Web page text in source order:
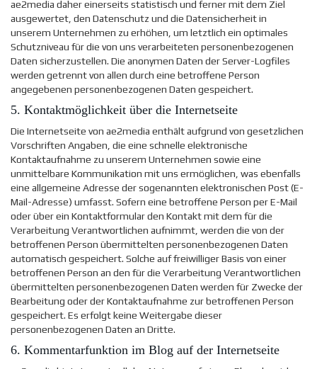
ae2media daher einerseits statistisch und ferner mit dem Ziel
ausgewertet, den Datenschutz und die Datensicherheit in
unserem Unternehmen zu erhöhen, um letztlich ein optimales
Schutzniveau für die von uns verarbeiteten personenbezogenen
Daten sicherzustellen. Die anonymen Daten der Server-Logfiles
werden getrennt von allen durch eine betroffene Person
angegebenen personenbezogenen Daten gespeichert.
5. Kontaktmöglichkeit über die Internetseite
Die Internetseite von ae2media enthält aufgrund von gesetzlichen
Vorschriften Angaben, die eine schnelle elektronische
Kontaktaufnahme zu unserem Unternehmen sowie eine
unmittelbare Kommunikation mit uns ermöglichen, was ebenfalls
eine allgemeine Adresse der sogenannten elektronischen Post (E-
Mail-Adresse) umfasst. Sofern eine betroffene Person per E-Mail
oder über ein Kontaktformular den Kontakt mit dem für die
Verarbeitung Verantwortlichen aufnimmt, werden die von der
betroffenen Person übermittelten personenbezogenen Daten
automatisch gespeichert. Solche auf freiwilliger Basis von einer
betroffenen Person an den für die Verarbeitung Verantwortlichen
übermittelten personenbezogenen Daten werden für Zwecke der
Bearbeitung oder der Kontaktaufnahme zur betroffenen Person
gespeichert. Es erfolgt keine Weitergabe dieser
personenbezogenen Daten an Dritte.
6. Kommentarfunktion im Blog auf der Internetseite